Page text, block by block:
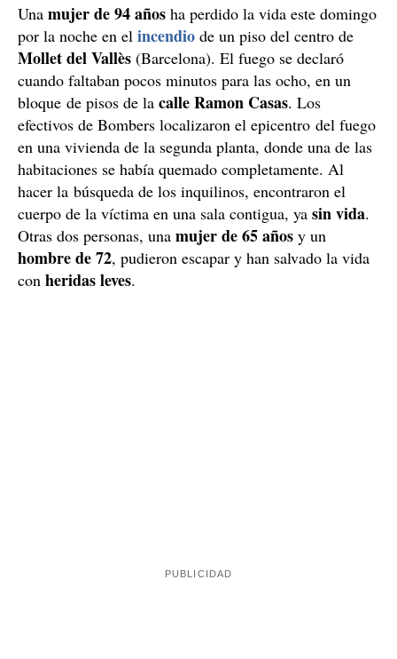
Una mujer de 94 años ha perdido la vida este domingo
por la noche en el incendio de un piso del centro de
Mollet del Vallès (Barcelona). El fuego se declaró
cuando faltaban pocos minutos para las ocho, en un
bloque de pisos de la calle Ramon Casas. Los
efectivos de Bombers localizaron el epicentro del fuego
en una vivienda de la segunda planta, donde una de las
habitaciones se había quemado completamente. Al
hacer la búsqueda de los inquilinos, encontraron el
cuerpo de la víctima en una sala contigua, ya sin vida.
Otras dos personas, una mujer de 65 años y un
hombre de 72, pudieron escapar y han salvado la vida
con heridas leves.